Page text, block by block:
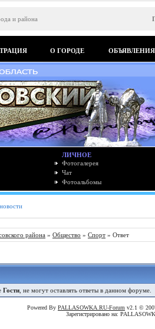
и района
О ГОРОДЕ ОБЪЯВЛЕНИЯ
ЛИЧНОЕ
Фотогалерея
Чат
Фотоальбомы
района » Общество » Спорт » Ответ
Гости , не могут оставлять ответы в данном форуме.
Powered By PALLASOWKA.RU-Forum v2.1 ©
Зарегистрировано на: